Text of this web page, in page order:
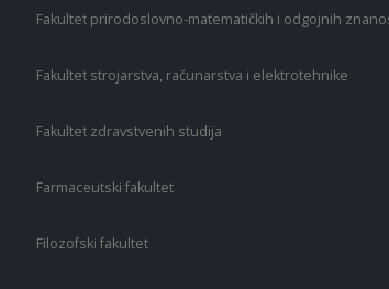
Fakultet prirodoslovno-matematičkih i odgojnih
Fakultet strojarstva, računarstva i elektrotehnike
Fakultet zdravstvenih studija
Farmaceutski fakultet
Filozofski fakultet